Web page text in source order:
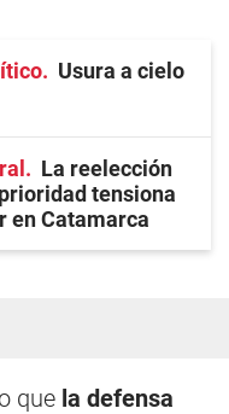
Usura a cielo
La reelección
tensiona
en Catamarca
que la defensa